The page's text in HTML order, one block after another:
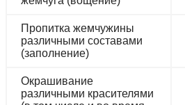
Пропитка жемчужины
различными составами
(заполнение)
Окрашивание
различными красителями